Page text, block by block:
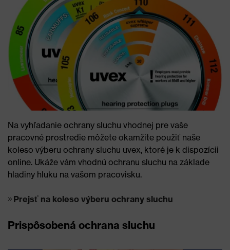
Na vyhľadanie ochrany sluchu vhodnej pre vaše
pracovné prostredie môžete okamžite použiť naše
koleso výberu ochrany sluchu uvex, ktoré je k dispozícii
online. Ukáže vám vhodnú ochranu sluchu na základe
hladiny hluku na vašom pracovisku.
Prejsť na koleso výberu ochrany sluchu
Prispôsobená ochrana sluchu